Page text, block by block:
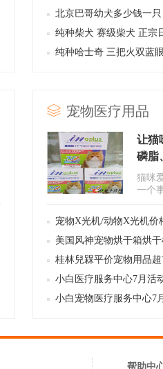
可全国包运
北京巴哥幼犬多少钱一
福犬业直销
纯种柴犬 赛级柴犬 正宗
家福犬业
纯种哈士奇 三把火双蓝
宠物医疗用品
让猫
磷脂
猫咪
一个
宠物X光机/动物X光机
机厂商 - 68000元
美国风神宠物烘干箱烘
10300元
桂林兒槑平价宠物用品
小白医疗服务中心7月活
小白宠物医疗服务中心7
帮助中